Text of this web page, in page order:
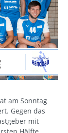
am Sonntag
Gegen das
mit